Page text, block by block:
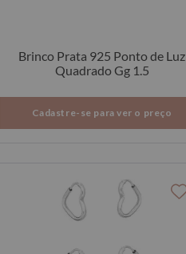
Brinco Prata 925 Ponto de Luz
Quadrado Gg 1.5
Cadastre-se para ver o preço